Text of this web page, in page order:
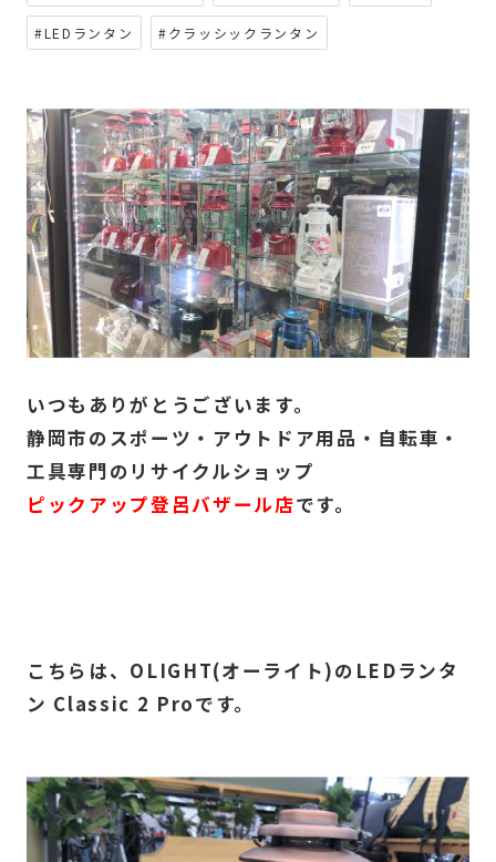
#LEDランタン #クラッシックランタン
いつもありがとうございます。
静岡市のスポーツ・アウトドア用品・自転車・
工具専門のリサイクルショップ
ピックアップ登呂バザール店です。
こちらは、OLIGHT(オーライト)のLEDランタ
ン Classic 2 Proです。